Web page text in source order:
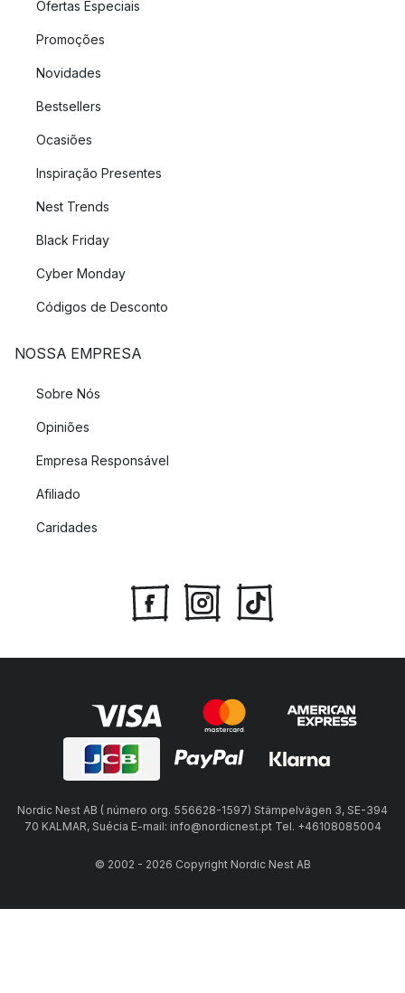
Ofertas Especiais
Promoções
Novidades
Bestsellers
Ocasiões
Inspiração Presentes
Nest Trends
Black Friday
Cyber Monday
Códigos de Desconto
NOSSA EMPRESA
Sobre Nós
Opiniões
Empresa Responsável
Afiliado
Caridades
Nordic Nest AB ( número org. 556628-1597) Stämpelvägen 3, SE-394
70 KALMAR, Suécia E-mail: info@nordicnest.pt Tel. +46108085004
© 2002 - 2026 Copyright Nordic Nest AB